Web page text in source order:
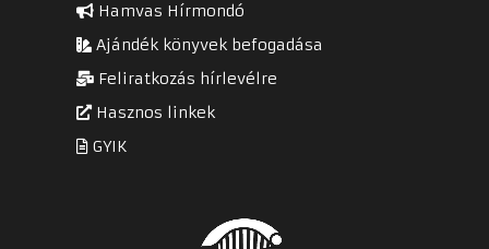
Hamvas Hírmondó
Ajándék könyvek befogadása
Feliratkozás hírlevélre
Hasznos linkek
GYIK